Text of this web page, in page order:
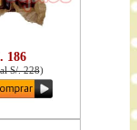
186
S/. 228)